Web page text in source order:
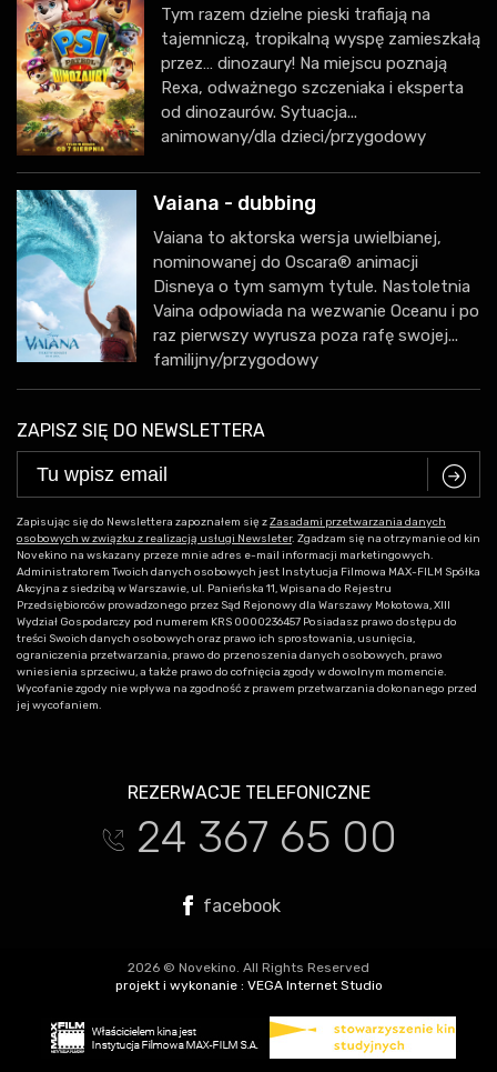
Tym razem dzielne pieski trafiają na
tajemniczą, tropikalną wyspę zamieszkałą
przez… dinozaury! Na miejscu poznają
Rexa, odważnego szczeniaka i eksperta
od dinozaurów. Sytuacja...
animowany/dla dzieci/przygodowy
Vaiana - dubbing
Vaiana to aktorska wersja uwielbianej,
nominowanej do Oscara® animacji
Disneya o tym samym tytule. Nastoletnia
Vaina odpowiada na wezwanie Oceanu i po
raz pierwszy wyrusza poza rafę swojej...
familijny/przygodowy
ZAPISZ SIĘ DO NEWSLETTERA
C
Zapisując się do Newslettera zapoznałem się zZasadami przetwarzania danych
osobowych w związku z realizacją usługi Newsleter. Zgadzam się na otrzymanie od kin
Novekino na wskazany przeze mnie adres e-mail informacji marketingowych.
Administratorem Twoich danych osobowych jest Instytucja Filmowa MAX-FILM Spółka
Akcyjna z siedzibą w Warszawie, ul. Panieńska 11, Wpisana do Rejestru
Przedsiębiorców prowadzonego przez Sąd Rejonowy dla Warszawy Mokotowa, XIII
Wydział Gospodarczy pod numerem KRS 0000236457 Posiadasz prawo dostępu do
treści Swoich danych osobowych oraz prawo ich sprostowania, usunięcia,
ograniczenia przetwarzania, prawo do przenoszenia danych osobowych, prawo
wniesienia sprzeciwu, a także prawo do cofnięcia zgody w dowolnym momencie.
Wycofanie zgody nie wpływa na zgodność z prawem przetwarzania dokonanego przed
jej wycofaniem.
REZERWACJE TELEFONICZNE
t 24 367 65 00
facebook
2026 © Novekino. All Rights Reserved
projekt i wykonanie : VEGA Internet Studio